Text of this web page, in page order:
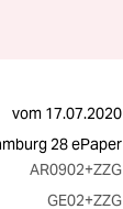
vom 17.07.2020
28 ePaper
AR0902+ZZG
GE02+ZZG